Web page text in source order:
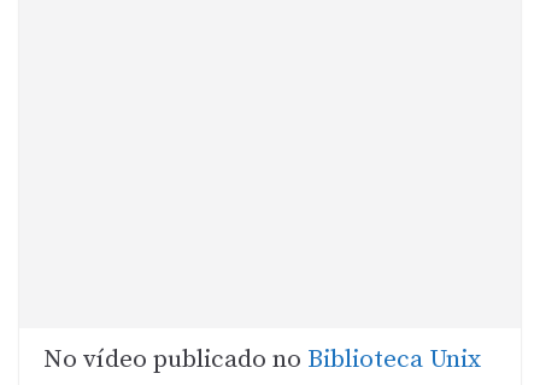
No vídeo publicado no Biblioteca Unix